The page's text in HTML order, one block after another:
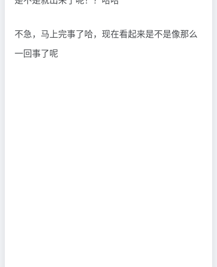
不急，马上完事了哈，现在看起来是不是像那么
一回事了呢